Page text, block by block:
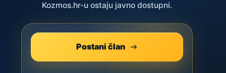
Kozmos.hr-u ostaju javno dostupni.
Postani član